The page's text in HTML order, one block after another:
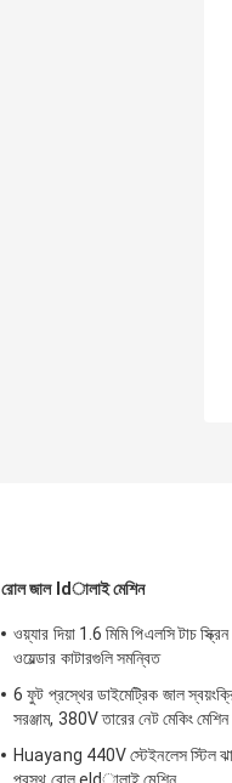
রোল জাল ldালাই মেশিন
ওয়্যার দিয়া 1.6 মিমি পিএলসি টাচ
ওয়েল্ডার কাটারগুলি সমন্বিত
6 ফুট প্রস্থের ডাইমেট্রিক জাল
সরঞ্জাম, 380V তারের নেট মেকিং মেশিন
Huayang 440V স্টেইনলেস স্টিল